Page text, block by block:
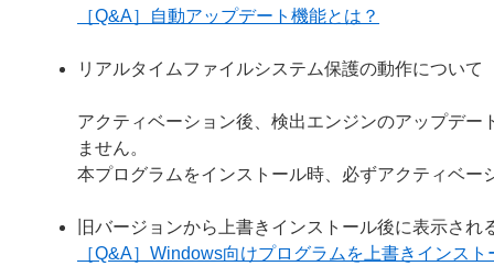
［Q&A］自動アップデート機能とは？
リアルタイムファイルシステム保護の動作について
アクティベーション後、検出エンジンのアップデ
ません。
本プログラムをインストール時、必ずアクティベ
旧バージョンから上書きインストール後に表示され
［Q&A］Windows向けプログラムを上書きインス